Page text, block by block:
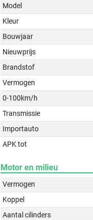
Model
Kleur
Bouwjaar
Nieuwprijs
Brandstof
Vermogen
0-100km/h
Transmissie
Importauto
APK tot
Motor en milieu
Vermogen
Koppel
Aantal cilinders